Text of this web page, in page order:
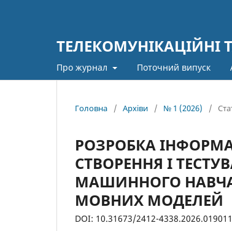
ТЕЛЕКОМУНІКАЦІЙНІ
Про журнал Поточний випуск
Головна / Архіви / № 1 (2026) /
РОЗРОБКА
СТВОРЕННЯ І
МАШИННОГО
МОВНИХ МОДЕЛЕЙ
DOI: 10.31673/2412-4338.2026.019011